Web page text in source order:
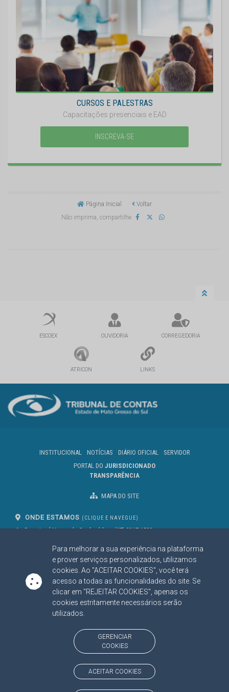
Para melhorar a sua experiência na plataforma
e prover serviços personalizados, utilizamos
cookies. Ao "ACEITAR COOKIES", você terá
acesso a todas as funcionalidades do site. Se
clicar em "REJEITAR COOKIES", apenas os
cookies estritamente necessários serão
utilizados.
GERENCIAR
COOKIES
ACEITAR COOKIES
CURSOS E PALESTRAS
Capacitações presenciais e EAD
INSCREVA-SE
Página Inicial
Voltar
Não imprima, compartilhe
ESCOEX OUVIDORIA CORREGEDORIA
ATRICON LINKS
INSTITUCIONAL NOTÍCIAS DIÁRIO OFICIAL
SERVIDOR
PORTAL DO JURISDICIONADO
TRANSPARÊNCIA
MAPA DO SITE
ONDE ESTAMOS (CLIQUE E NAVEGUE)
Av. Des. José Nunes da Cunha, bloco
Campo Grande/MS
CEP: 79031-310
(67) 3317-1500
SIGA NOSSAS REDES SOCIAIS
Linked InYoutube
Facebook
X
BAIXE NOSSO APLICATIVO